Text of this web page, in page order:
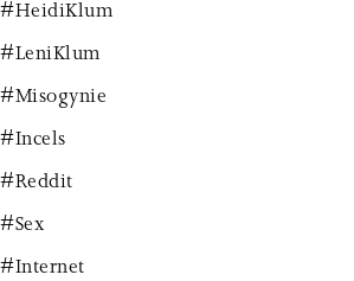
#HeidiKlum
#LeniKlum
#Misogynie
#Incels
#Reddit
#Sex
#Internet